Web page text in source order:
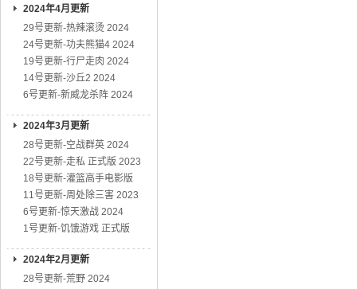
2024年4月更新
29号更新-热辣滚烫 2024
24号更新-功夫熊猫4 2024
19号更新-行尸走肉 2024
14号更新-沙丘2 2024
6号更新-新威龙杀阵 2024
2024年3月更新
28号更新-空战群英 2024
22号更新-走私 正式版 2023
18号更新-灌篮高手电影版
11号更新-周处除三害 2023
6号更新-惊天激战 2024
1号更新-饥饿游戏 正式版
2024年2月更新
28号更新-荒野 2024